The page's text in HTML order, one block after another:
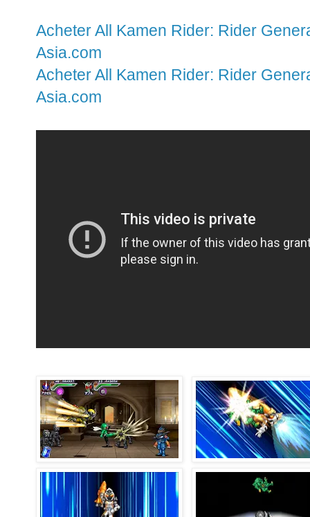
Acheter All Kamen Rider: Rider
Asia.com
Acheter All Kamen Rider: Rider
Asia.com